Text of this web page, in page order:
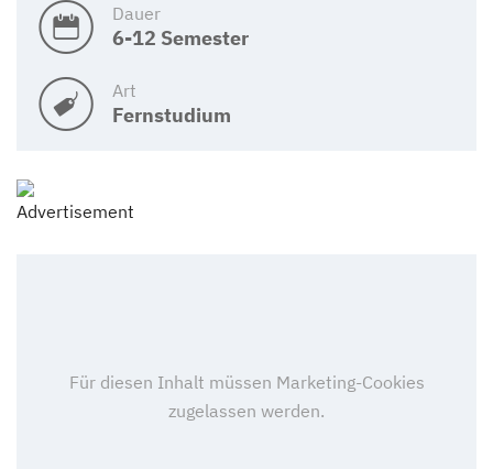
Dauer
6-12 Semester
Art
Fernstudium